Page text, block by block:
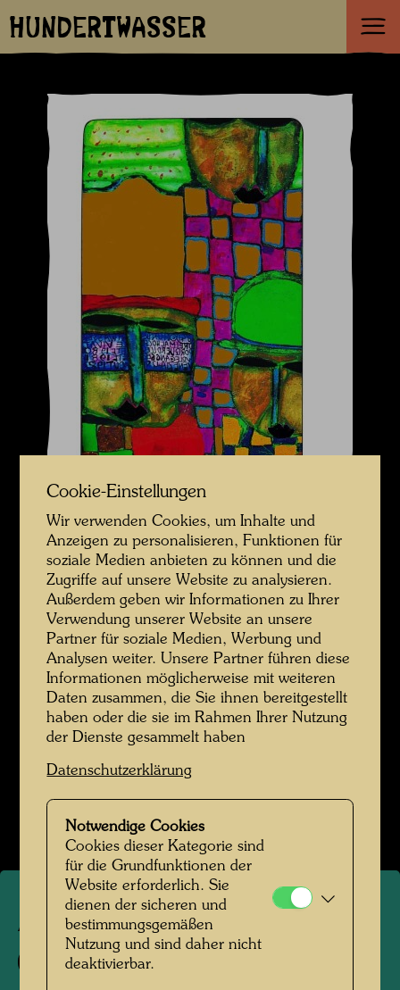
HUNDERTWASSER
APA 207
841 C
Cookie-Einstellungen
Wir verwenden Cookies, um Inhalte und
Anzeigen zu personalisieren, Funktionen für
soziale Medien anbieten zu können und die
Zugriffe auf unsere Website zu analysieren.
Außerdem geben wir Informationen zu Ihrer
Verwendung unserer Website an unsere
Partner für soziale Medien, Werbung und
Analysen weiter. Unsere Partner führen diese
Informationen möglicherweise mit weiteren
Daten zusammen, die Sie ihnen bereitgestellt
haben oder die sie im Rahmen Ihrer Nutzung
der Dienste gesammelt haben
Datenschutzerklärung
Notwendige Cookies
Cookies dieser Kategorie sind
für die Grundfunktionen der
Website erforderlich. Sie
dienen der sicheren und
bestimmungsgemäßen
Nutzung und sind daher nicht
deaktivierbar.